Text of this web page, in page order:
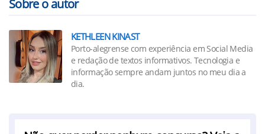
Sobre o autor
KETHLEEN KINAST
Porto-alegrense com experiência em Social Media
e redação de textos informativos. Tecnologia e
informação sempre andam juntos no meu dia a
dia.